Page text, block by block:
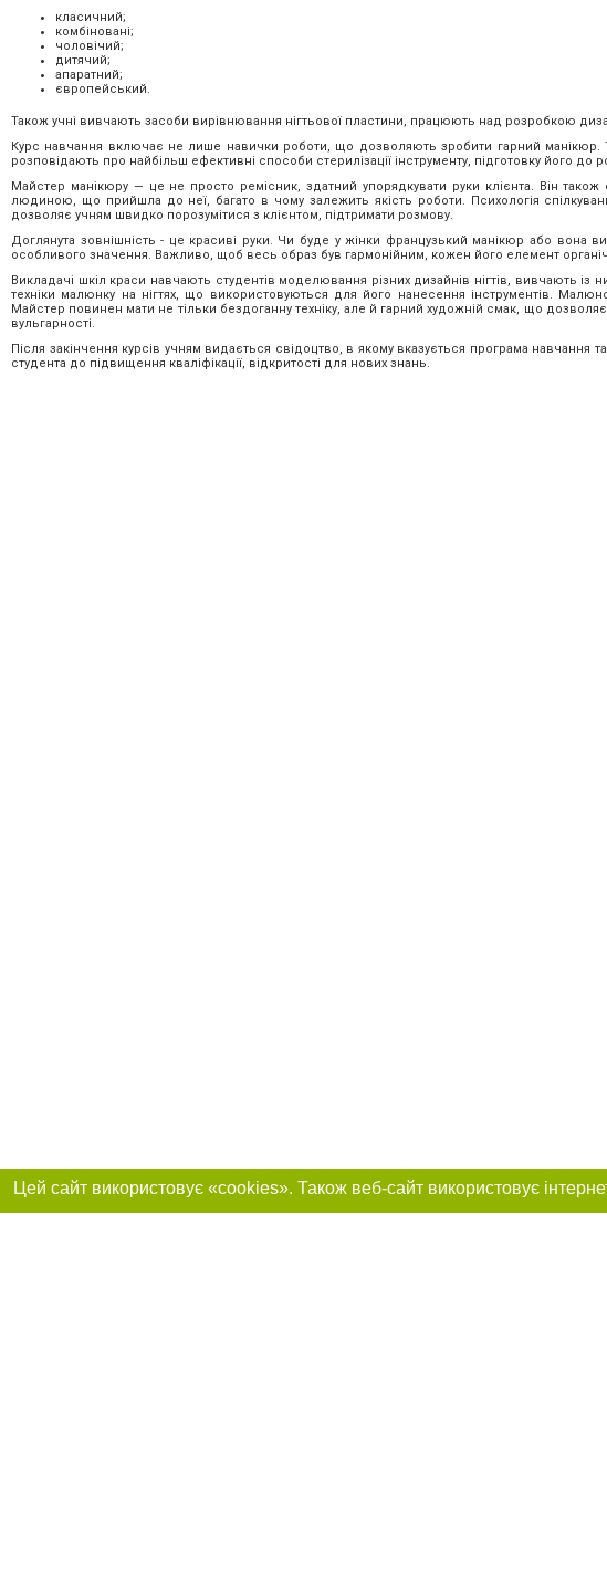
класичний;
комбіновані;
чоловічий;
дитячий;
апаратний;
європейський.
Також учні вивчають засоби вирівнювання нігтьової пластини, працюють над розробкою
Курс навчання включає не лише навички роботи, що дозволяють зробити гарний манікюр.
розповідають про найбільш ефективні способи стерилізації інструменту, підготовку його до
Майстер манікюру — це не просто ремісник, здатний упорядкувати руки клієнта. Він
людиною, що прийшла до неї, багато в чому залежить якість роботи. Психологія
дозволяє учням швидко порозумітися з клієнтом, підтримати розмову.
Доглянута зовнішність - це красиві руки. Чи буде у жінки французький манікюр або
особливого значення. Важливо, щоб весь образ був гармонійним, кожен його елемент
Викладачі шкіл краси навчають студентів моделювання різних дизайнів нігтів, вивчають із
техніки малюнку на нігтях, що використовуються для його нанесення інструментів.
Майстер повинен мати не тільки бездоганну техніку, але й гарний художній смак, що
вульгарності.
Після закінчення курсів учням видається свідоцтво, в якому вказується програма навчання
студента до підвищення кваліфікації, відкритості для нових знань.